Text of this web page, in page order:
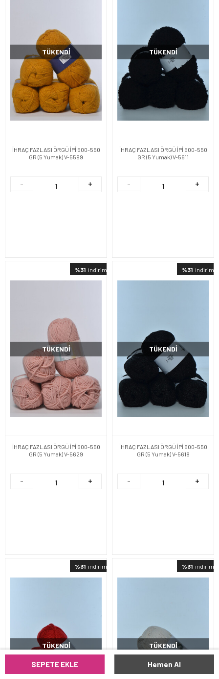
SEPETE EKLE Hemen Al
TÜKENDI
İHRAÇ FAZLASI ÖRGÜ İPİ 500-550
GR (5 Yumak) V-5599
TÜKENDI
İHRAÇ FAZLASI ÖRGÜ İPİ 500-550
GR (5 Yumak) V-5611
%31 indirimli
TÜKENDI
İHRAÇ FAZLASI ÖRGÜ İPİ 500-550
GR (5 Yumak) V-5629
%31 indirimli
TÜKENDI
İHRAÇ FAZLASI ÖRGÜ İPİ 500-550
GR (5 Yumak) V-5618
%31 indirimli
TÜKENDI
%31 indirimli
TÜKENDI